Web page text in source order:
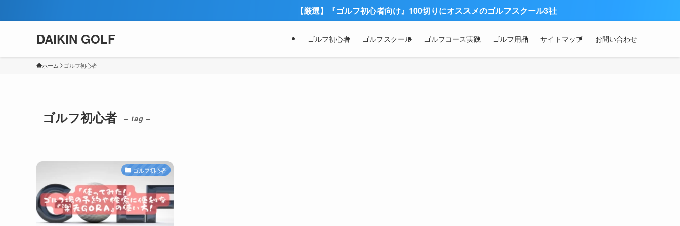
【厳選】『ゴルフ初心者向け』100切りにオススメのゴルフスクール3社
DAIKIN GOLF ゴルフ初心者 ゴルフスクール ゴルフコース実践 ゴルフ用品 サイトマップ お問い合わせ
ホーム ゴルフ初心者
ゴルフ初心者 – tag –
ゴルフ初心者